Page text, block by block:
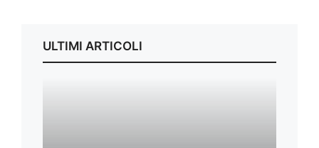
ULTIMI ARTICOLI